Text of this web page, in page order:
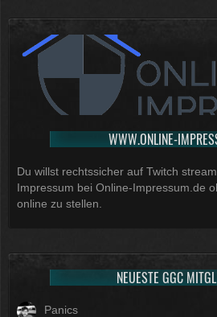
WWW.ONLINE-
Du willst rechtssicher auf Twitch
Impressum bei Online-Impressum.de
online zu stellen.
NEUESTE GGC
Panics